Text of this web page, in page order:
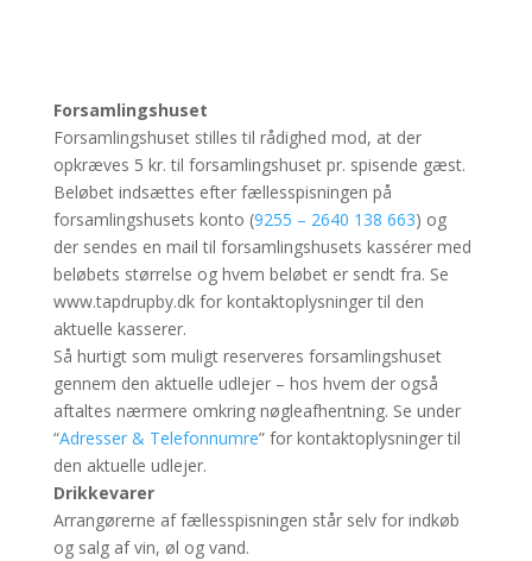
Forsamlingshuset
Forsamlingshuset stilles til rådighed mod, at der
opkræves 5 kr. til forsamlingshuset pr. spisende gæst.
Beløbet indsættes efter fællesspisningen på
forsamlingshusets konto (9255 – 2640 138 663) og
der sendes en mail til forsamlingshusets kassérer med
beløbets størrelse og hvem beløbet er sendt fra. Se
www.tapdrupby.dk for kontaktoplysninger til den
aktuelle kasserer.
Så hurtigt som muligt reserveres forsamlingshuset
gennem den aktuelle udlejer – hos hvem der også
aftaltes nærmere omkring nøgleafhentning. Se under
“Adresser & Telefonnumre” for kontaktoplysninger til
den aktuelle udlejer.
Drikkevarer
Arrangørerne af fællesspisningen står selv for indkøb
og salg af vin, øl og vand.